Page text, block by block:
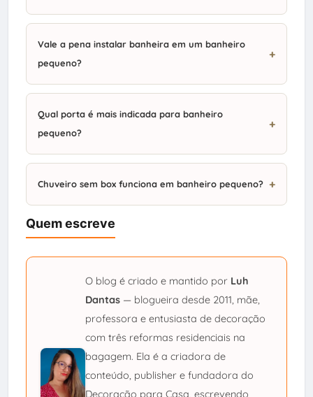
Vale a pena instalar banheira em um banheiro
pequeno?
Qual porta é mais indicada para banheiro
pequeno?
Chuveiro sem box funciona em banheiro pequeno?
Quem escreve
O blog é criado e mantido por Luh
Dantas— blogueira desde 2011, mãe,
professora e entusiasta de decoração
com três reformas residenciais na
bagagem. Ela é a criadora de
conteúdo, publisher e fundadora do
Decoração para Casa, escrevendo